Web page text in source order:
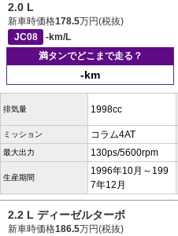
2.0 L
新車時価格178.5万円(税抜)
JC08
-km/L
満タンでどこまで走る？
-km
排気量 1998cc
ミッション コラム4AT
最大出力 130ps/5600rpm
生産期間
1996年10月～199
7年12月
2.2 L ディーゼルターボ
新車時価格186.5万円(税抜)